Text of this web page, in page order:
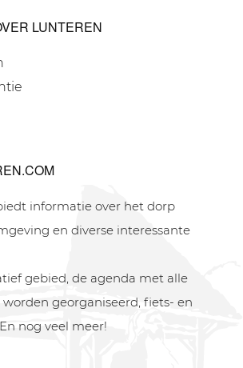
LUNTEREN
informatie over het dorp
en diverse interessante
gebied, de agenda met alle
georganiseerd, fiets- en
nog veel meer!